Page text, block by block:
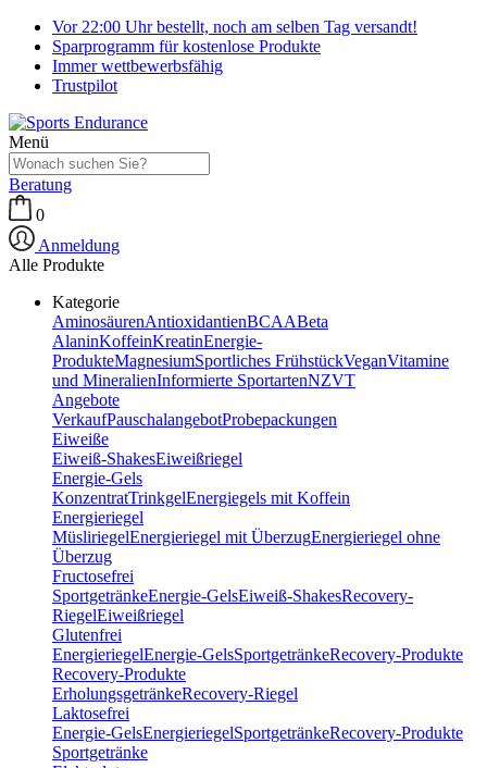
Vor 22:00 Uhr bestellt, noch am selben Tag versandt!
Sparprogramm für kostenlose Produkte
Immer wettbewerbsfähig
Trustpilot
Menü
Beratung
0
Anmeldung
Alle Produkte
Kategorie
AminosäurenAntioxidantienBCAABeta
AlaninKoffeinKreatinEnergie-
ProdukteMagnesiumSportliches FrühstückVeganVitamine
und MineralienInformierte SportartenNZVT
Angebote
VerkaufPauschalangebotProbepackungen
Eiweiße
Eiweiß-ShakesEiweißriegel
Energie-Gels
KonzentratTrinkgelEnergiegels mit Koffein
Energieriegel
MüsliriegelEnergieriegel mit ÜberzugEnergieriegel ohne
Überzug
Fructosefrei
SportgetränkeEnergie-GelsEiweiß-ShakesRecovery-
RiegelEiweißriegel
Glutenfrei
EnergieriegelEnergie-GelsSportgetränkeRecovery-Produkte
Recovery-Produkte
ErholungsgetränkeRecovery-Riegel
Laktosefrei
Energie-GelsEnergieriegelSportgetränkeRecovery-Produkte
Sportgetränke